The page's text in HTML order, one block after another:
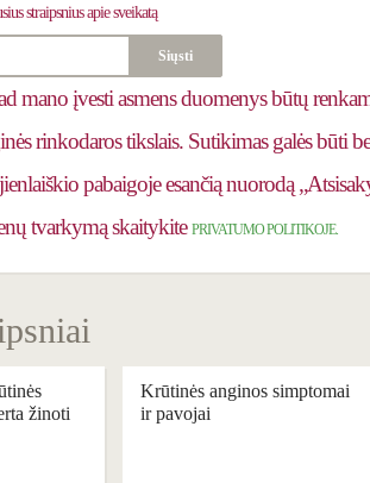
straipsnius apie sveikatą
mano įvesti asmens duomenys būtų
rinkodaros tikslais. Sutikimas galės būti
pabaigoje esančią nuorodą
tvarkymą skaitykite PRIVATUMO POLITIKOJE.
žinoti
Krūtinės anginos simptomai
ir pavojai